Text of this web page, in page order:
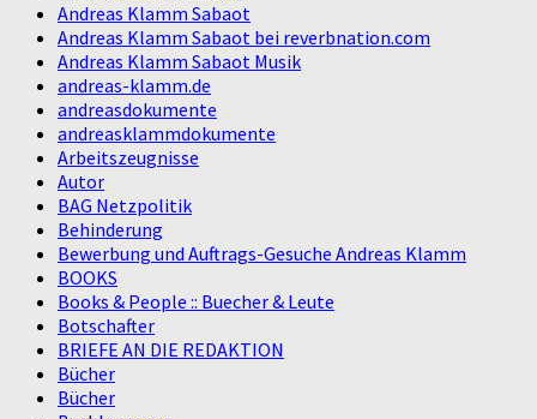
Andreas Klamm Sabaot
Andreas Klamm Sabaot bei reverbnation.com
Andreas Klamm Sabaot Musik
andreas-klamm.de
andreasdokumente
andreasklammdokumente
Arbeitszeugnisse
Autor
BAG Netzpolitik
Behinderung
Bewerbung und Auftrags-Gesuche Andreas Klamm
BOOKS
Books & People :: Buecher & Leute
Botschafter
BRIEFE AN DIE REDAKTION
Bücher
Bücher